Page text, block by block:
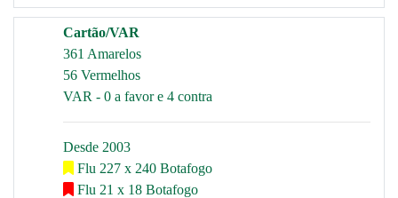
Cartão/VAR
361 Amarelos
56 Vermelhos
VAR - 0 a favor e 4 contra
Desde 2003
Flu 227 x 240 Botafogo
Flu 21 x 18 Botafogo